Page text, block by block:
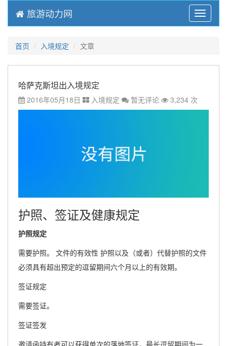
Menu
旅游动力网
首页 入境规定 文章
哈萨克斯坦出入境规定
2016年05月18日 入境规定 暂无评论 3,234 次
护照、签证及健康规定
护照规定
需要护照。 文件的有效性 护照以及（或者）代替护照的文件
必须具有超出预定的逗留期间六个月以上的有效期。
签证规定
需要签证。
签证签发